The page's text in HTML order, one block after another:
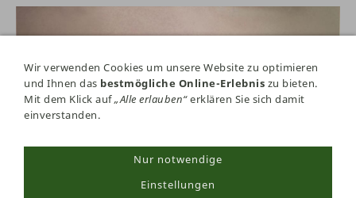
Datenschutz/Impressum
Wir verwenden Cookies um unsere Website zu optimieren
und Ihnen das bestmögliche Online-Erlebnis zu bieten.
Mit dem Klick auf„Alle erlauben“erklären Sie sich damit
einverstanden.
Nur notwendige
Einstellungen